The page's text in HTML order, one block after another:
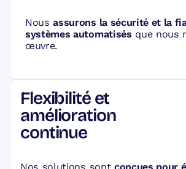
Nousassurons la sécurité et la
systèmes automatisés que nous
œuvre.
Flexibilité et
amélioration
continue